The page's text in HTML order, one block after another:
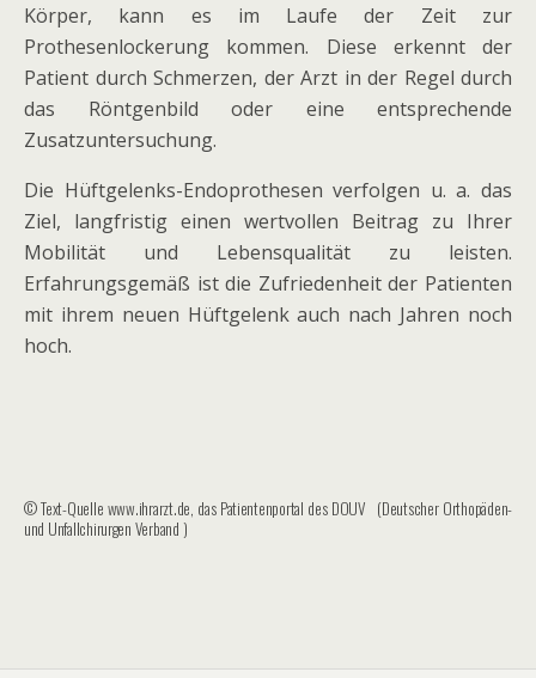
Körper, kann es im Laufe der Zeit zur
Prothesenlockerung kommen. Diese erkennt der
Patient durch Schmerzen, der Arzt in der Regel durch
das Röntgenbild oder eine entsprechende
Zusatzuntersuchung.
Die Hüftgelenks-Endoprothesen verfolgen u. a. das
Ziel, langfristig einen wertvollen Beitrag zu Ihrer
Mobilität und Lebensqualität zu leisten.
Erfahrungsgemäß ist die Zufriedenheit der Patienten
mit ihrem neuen Hüftgelenk auch nach Jahren noch
hoch.
© Text-Quelle www.ihrarzt.de, das Patientenportal des DOUV (Deutscher Orthopäden-
und Unfallchirurgen Verband )